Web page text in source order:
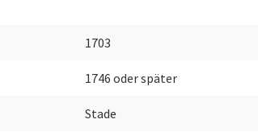
1703
1746 oder später
Stade